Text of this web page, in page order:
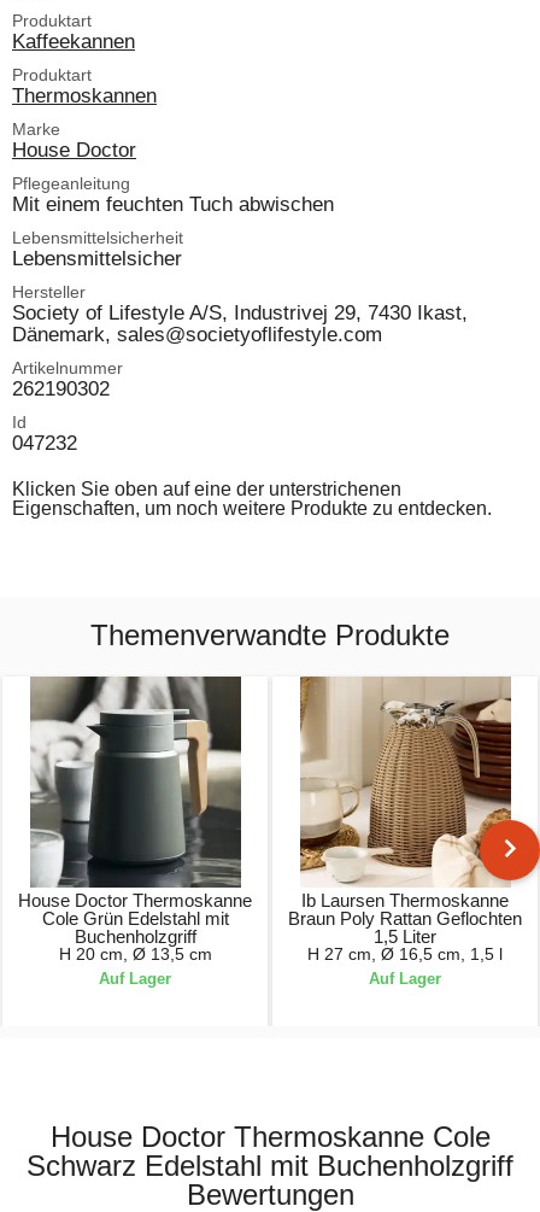
Produktart
Kaffeekannen
Produktart
Thermoskannen
Marke
House Doctor
Pflegeanleitung
Mit einem feuchten Tuch abwischen
Lebensmittelsicherheit
Lebensmittelsicher
Hersteller
Society of Lifestyle A/S, Industrivej 29, 7430 Ikast,
Dänemark, sales@societyoflifestyle.com
Artikelnummer
262190302
Id
047232
Klicken Sie oben auf eine der unterstrichenen
Eigenschaften, um noch weitere Produkte zu entdecken.
Themenverwandte Produkte
House Doctor Thermoskanne
Cole Grün Edelstahl mit
Buchenholzgriff
H 20 cm, Ø 13,5 cm
Auf Lager
Ib Laursen Thermoskanne
Braun Poly Rattan Geflochten
1,5 Liter
H 27 cm, Ø 16,5 cm, 1,5 l
Auf Lager
House Doctor Thermoskanne Cole
Schwarz Edelstahl mit Buchenholzgriff
Bewertungen